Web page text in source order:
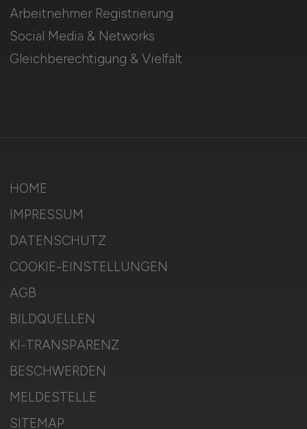
Arbeitnehmer Registrierung
Social Media & Networks
Gleichberechtigung & Vielfalt
HOME
IMPRESSUM
DATENSCHUTZ
COOKIE-EINSTELLUNGEN
AGB
BILDQUELLEN
KI-TRANSPARENZ
BESCHWERDEN
MELDESTELLE
SITEMAP